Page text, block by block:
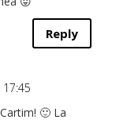
Reply
🙂 La